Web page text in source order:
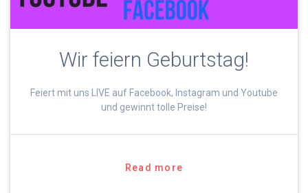
Wir feiern Geburtstag!
Feiert mit uns LIVE auf Facebook, Instagram und Youtube
und gewinnt tolle Preise!
Read more